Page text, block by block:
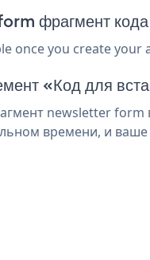
фрагмент
once you create your
«Код для
newsletter form
времени, и